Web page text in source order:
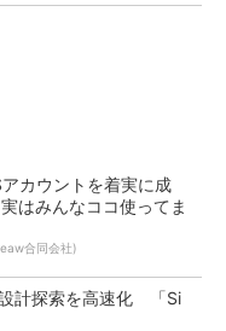
カウントを着実に成
はみんなココ使ってま
合同会社)
計探索を高速化 「Si